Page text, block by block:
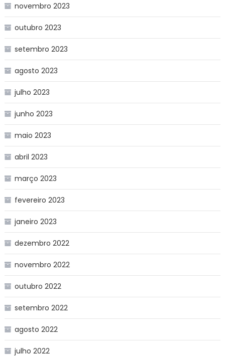
novembro 2023
outubro 2023
setembro 2023
agosto 2023
julho 2023
junho 2023
maio 2023
abril 2023
março 2023
fevereiro 2023
janeiro 2023
dezembro 2022
novembro 2022
outubro 2022
setembro 2022
agosto 2022
julho 2022